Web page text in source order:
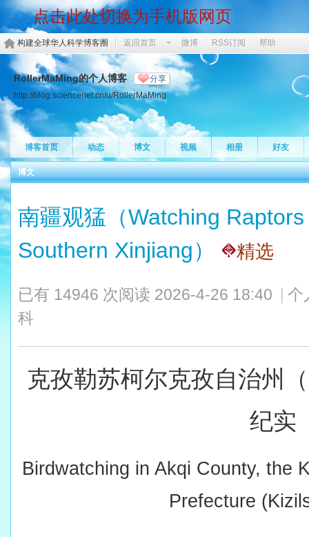
点击此处切换为手机版网页
构建全球华人科学博客圈 返回首页 微博 RSS订阅 帮助
RollerMaMing的个人博客 分享
http://blog.sciencenet.cn/u/RollerMaMing
博客首页 动态 博文 视频 相册 好友
博文
南疆观猛（Watching
Southern Xinjiang）
精选
已有 14946 次阅读 2026-4-26 18:40
个
科
克孜勒苏柯尔克孜自治州
纪实
Birdwatching in Akqi County, the
Prefecture